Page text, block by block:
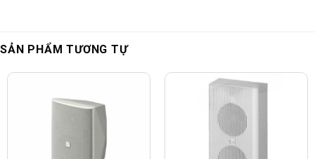
SẢN PHẨM TƯƠNG TỰ